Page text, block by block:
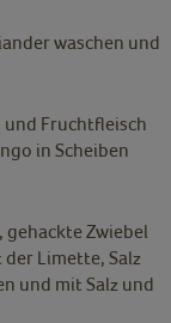
waschen und
Fruchtfleisch
in Scheiben
Zwiebel
Limette, Salz
und mit Salz und